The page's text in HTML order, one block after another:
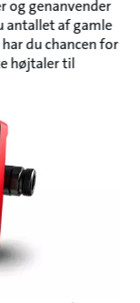
og genanvender
af gamle
du chancen for
højtaler til